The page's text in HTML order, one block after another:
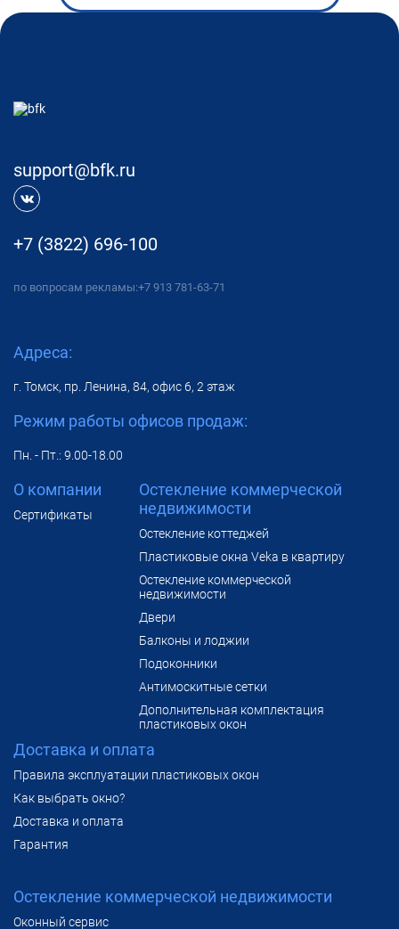
Адреса:
г. Томск, пр. Ленина, 84, офис 6, 2 этаж
Режим работы офисов продаж:
Пн. - Пт.: 9.00-18.00
О компании
Сертификаты
Остекление коммерческой
недвижимости
Остекление коттеджей
Пластиковые окна Veka в квартиру
Остекление коммерческой
недвижимости
Двери
Балконы и лоджии
Подоконники
Антимоскитные сетки
Дополнительная комплектация
пластиковых окон
Доставка и оплата
Правила эксплуатации пластиковых окон
Как выбрать окно?
Доставка и оплата
Гарантия
Остекление коммерческой недвижимости
Оконный сервис
support@bfk.ru
+7 (3822) 696-100
по вопросам рекламы:+7 913 781-63-71